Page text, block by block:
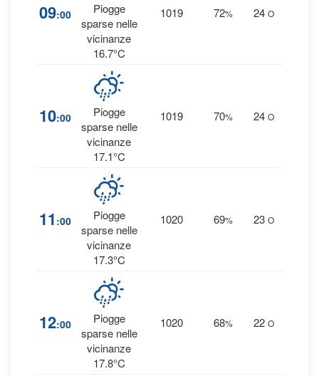
09:00
Piogge
sparse nelle
vicinanze
16.7°C
1019 72% 24 O
10:00
Piogge
sparse nelle
vicinanze
17.1°C
1019 70% 24 O
11 :00
Piogge
sparse nelle
vicinanze
17.3°C
1020 69% 23 O
12:00
Piogge
sparse nelle
vicinanze
17.8°C
1020 68% 22 O